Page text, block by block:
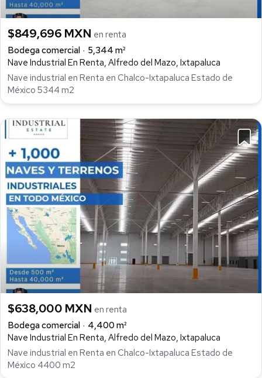
$849,696 MXN en renta
Bodega comercial
5,344 m²
Nave Industrial En Renta, Alfredo del Mazo, Ixtapaluca
Nave industrial en Renta en Chalco-Ixtapaluca Estado de
México 5344 m2
$638,000 MXN en renta
Bodega comercial
4,400 m²
Nave Industrial En Renta, Alfredo del Mazo, Ixtapaluca
Nave industrial en Renta en Chalco-Ixtapaluca Estado de
México 4400 m2